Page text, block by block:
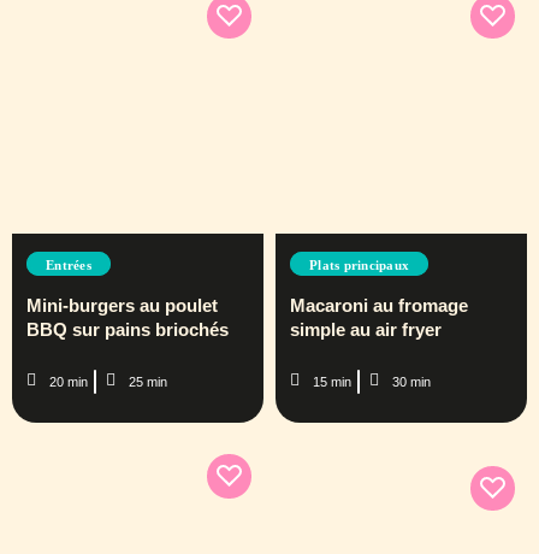
Entrées
Mini-burgers au poulet
BBQ sur pains briochés
20 min 25 min
Plats principaux
Macaroni au fromage
simple au air fryer
15 min 30 min